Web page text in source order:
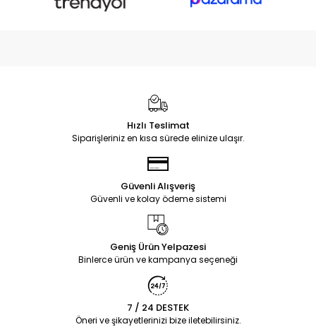
Hızlı Teslimat
Siparişleriniz en kısa sürede elinize ulaşır.
Güvenli Alışveriş
Güvenli ve kolay ödeme sistemi
Geniş Ürün Yelpazesi
Binlerce ürün ve kampanya seçeneği
7 / 24 DESTEK
Öneri ve şikayetlerinizi bize iletebilirsiniz.